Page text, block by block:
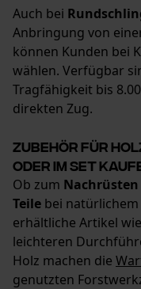
Auch bei
Anbringung von
können Kunden bei
wählen. Verfügbar
Tragfähigkeit bis
direkten Zug.
Zubehör für
oder im Set
Ob zum
Teile bei
erhältliche Artikel
leichteren
Holz machen die
genutzten